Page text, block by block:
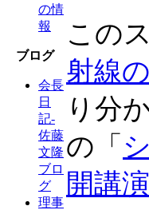
の情
報
ブログ
会長
日
記-
佐藤
文隆
ブロ
グ
理事
この
射線
り分
の「
開講